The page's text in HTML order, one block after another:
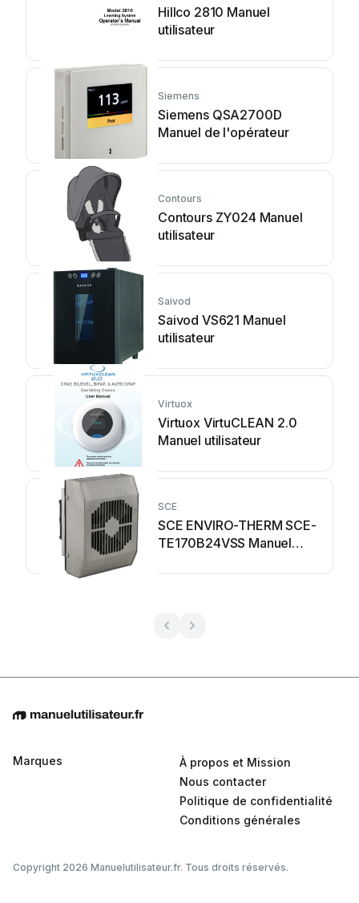
Hillco 2810 Manuel
utilisateur
Siemens
Siemens QSA2700D
Manuel de l'opérateur
Contours
Contours ZY024 Manuel
utilisateur
Saivod
Saivod VS621 Manuel
utilisateur
Virtuox
Virtuox VirtuCLEAN 2.0
Manuel utilisateur
SCE
SCE ENVIRO-THERM SCE-
TE170B24VSS Manuel
Marques
À propos et Mission
Nous contacter
Politique de confidentialité
Conditions générales
Copyright 2026 Manuelutilisateur.fr. Tous droits réservés.